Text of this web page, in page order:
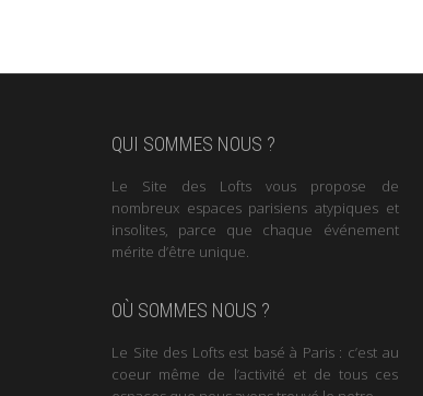
QUI SOMMES NOUS ?
Le Site des Lofts vous propose de
nombreux espaces parisiens atypiques et
insolites, parce que chaque événement
mérite d’être unique.
OÙ SOMMES NOUS ?
Le Site des Lofts est basé à Paris : c’est au
coeur même de l’activité et de tous ces